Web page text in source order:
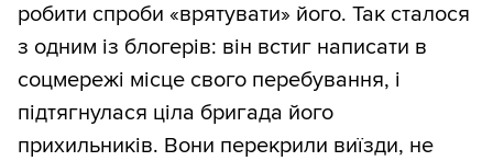
робити спроби «врятувати» його. Так сталося
з одним із блогерів: він встиг написати в
соцмережі місце свого перебування, і
підтягнулася ціла бригада його
прихильників. Вони перекрили виїзди, не